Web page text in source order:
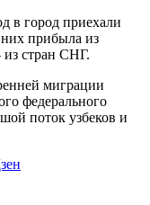
в город приехали
них прибыла из
стран СНГ.
миграции
федерального
поток узбеков и